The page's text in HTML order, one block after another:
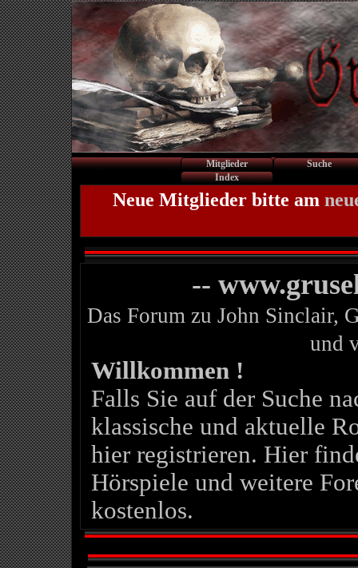
Mitglieder
Suche
Index
Neue Mitglieder bitte am
--
Das Forum zu John Sinclair,
und
Willkommen !
Falls Sie auf der Suche
klassische und aktuelle
hier registrieren. Hier
Hörspiele und weitere
kostenlos.